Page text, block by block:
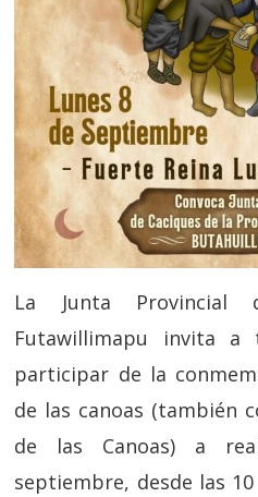
La Junta Provincial
Futawillimapu invita a
participar de la
de las canoas (también
de las Canoas) a
septiembre, desde las